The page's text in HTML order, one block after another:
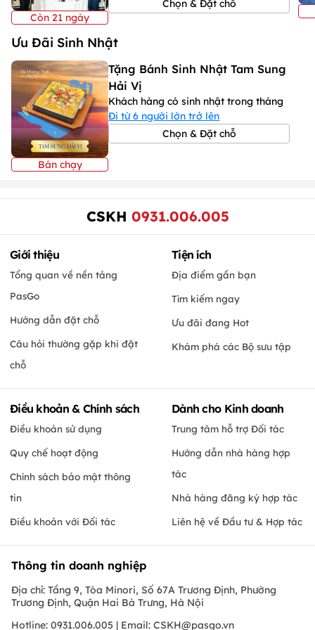
Còn 21 ngày
Chọn & Đặt chỗ
Ưu Đãi Sinh Nhật
Bán chạy
Tặng Bánh Sinh Nhật Tam Sung
Hải Vị
Khách hàng có sinh nhật trong tháng
Đi từ 6 người lớn trở lên
Chọn & Đặt chỗ
CSKH 0931.006.005
Giới thiệu
Tổng quan về nền tảng
PasGo
Hướng dẫn đặt chỗ
Câu hỏi thường gặp khi đặt
chỗ
Tiện ích
Địa điểm gần bạn
Tìm kiếm ngay
Ưu đãi đang Hot
Khám phá các Bộ sưu tập
Điều khoản & Chính sách
Điều khoản sử dụng
Quy chế hoạt động
Chính sách bảo mật thông
tin
Điều khoản với Đối tác
Dành cho Kinh doanh
Trung tâm hỗ trợ Đối tác
Hướng dẫn nhà hàng hợp
tác
Nhà hàng đăng ký hợp tác
Liên hệ về Đầu tư & Hợp tác
Thông tin doanh nghiệp
Địa chỉ: Tầng 9, Tòa Minori, Số 67A Trương Định, Phường
Trương Định, Quận Hai Bà Trưng, Hà Nội
Hotline: 0931.006.005 | Email: CSKH@pasgo.vn